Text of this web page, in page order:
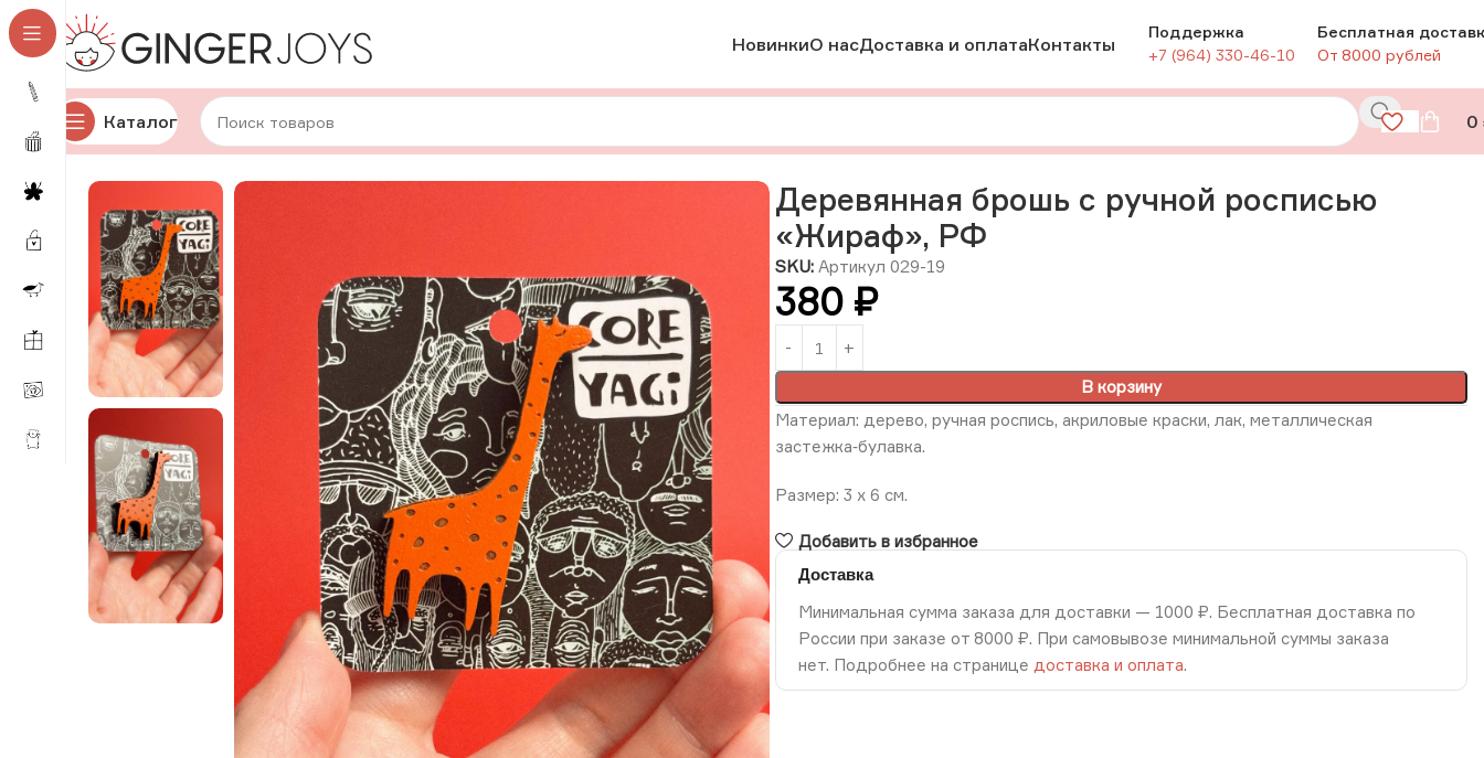
НовинкиО насДоставка и оплатаКонтакты
Поддержка
+7 (964) 330-46-10
Бесплатная
От 8000 рублей
Каталог 0
Главная Украшения Брошки и значки Деревянные брошки Деревянная брошь с ручной росписью «Жираф», РФ
Деревянная брошь с ручной росписью
«Жираф», РФ
SKU: Артикул 029-19
380 ₽
В корзину
Материал: дерево, ручная роспись, акриловые краски, лак, металлическая
застежка‑булавка.
Размер: 3 х 6 см.
Добавить в избранное
Доставка
Минимальная сумма заказа для доставки — 1000 ₽. Бесплатная доставка по
России при заказе от 8000 ₽. При самовывозе минимальной суммы заказа
нет. Подробнее на странице доставка и оплата.